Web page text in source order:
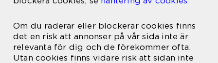
Om du raderar eller blockerar cookies finns
det en risk att annonser på vår sida inte är
relevanta för dig och de förekommer ofta.
Utan cookies finns vidare risk att sidan inte